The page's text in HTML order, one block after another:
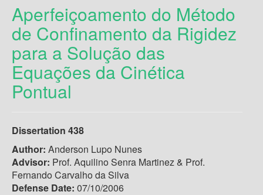
Aperfeiçoamento do Método
de Confinamento da Rigidez
para a Solução das
Equações da Cinética
Pontual
Dissertation 438
Author: Anderson Lupo Nunes
Advisor: Prof. Aquilino Senra Martinez & Prof.
Fernando Carvalho da Silva
Defense Date: 07/10/2006